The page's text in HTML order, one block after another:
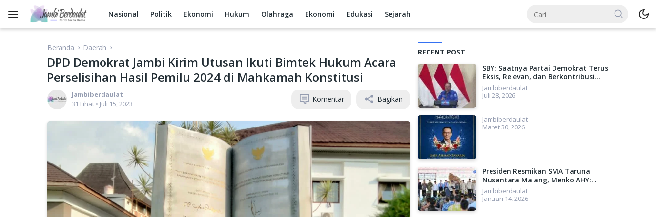
Nasional Politik Ekonomi Hukum Olahraga Ekonomi Edukasi Sejarah
Beranda Daerah
DPD Demokrat Jambi Kirim Utusan Ikuti Bimtek Hukum Acara
Perselisihan Hasil Pemilu 2024 di Mahkamah Konstitusi
Jambiberdaulat
31 Lihat • Juli 15, 2023 Komentar Bagikan
RECENT POST
SBY: Saatnya Partai Demokrat Terus
Eksis, Relevan, dan Berkontribusi
Lebih Besar untuk Indonesia
Jambiberdaulat
Juli 28, 2026
Jambiberdaulat
Maret 30, 2026
Presiden Resmikan SMA Taruna
Nusantara Malang, Menko AHY:
Menyiapkan SDM Unggul, Menuju
Indonesia Emas 2045
Jambiberdaulat
Januari 14, 2026